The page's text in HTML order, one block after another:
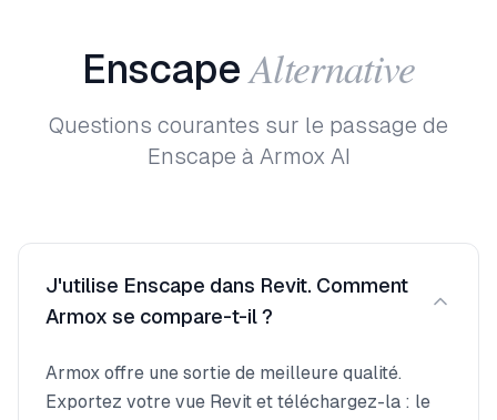
Enscape Alternative
Questions courantes sur le passage de
Enscape à Armox AI
J'utilise Enscape dans Revit. Comment
Armox se compare-t-il ?
Armox offre une sortie de meilleure qualité.
Exportez votre vue Revit et téléchargez-la : le